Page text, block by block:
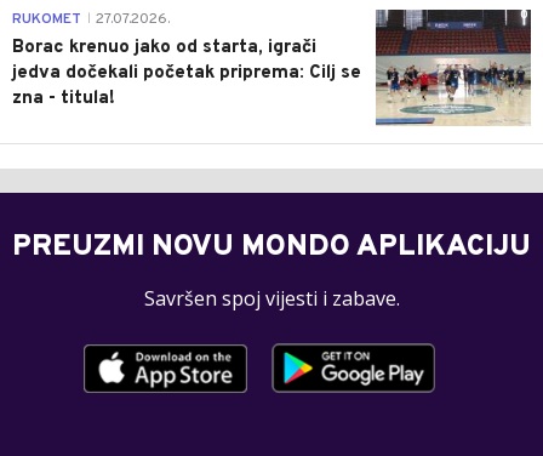
0
RUKOMET 27.07.2026.
Borac krenuo jako od starta, igrači
jedva dočekali početak priprema: Cilj se
zna - titula!
PREUZMI NOVU MONDO APLIKACIJU
Savršen spoj vijesti i zabave.